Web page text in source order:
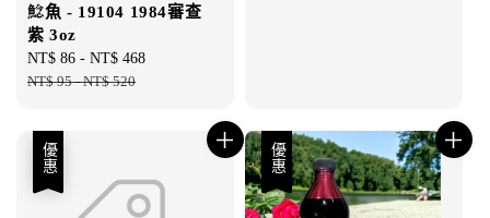
鯰魚 - 19104 1984審查
紫 3oz
Sale
price
NT$ 86 - NT$ 468
NT$ 95-NT$ 520
優惠 優惠